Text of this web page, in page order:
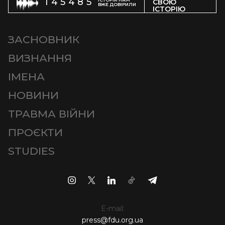
ВЖЕ ДОВІРИЛИ
СВОЮ
ІСТОРІЮ
ЗАСНОВНИК
ВИЗНАННЯ
ІМЕНА
НОВИНИ
ТРАВМА ВІЙНИ
ПРОЄКТИ
STUDIES
E-mail:
press@fdu.org.ua